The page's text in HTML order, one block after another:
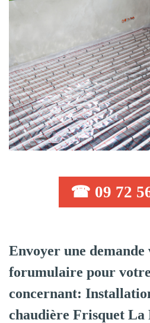
☎ 09 72
Envoyer une demande
forumulaire pour
concernant:
chaudière Frisquet La